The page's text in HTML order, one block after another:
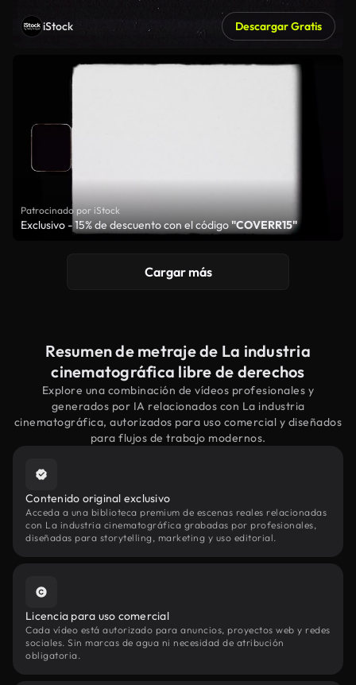
iStock Descargar Gratis
Patrocinado por iStock
Exclusivo - 15% de descuento con el código"COVERR15"
Cargar más
Resumen de metraje de La industria
cinematográfica libre de derechos
Explore una combinación de vídeos profesionales y
generados por IA relacionados con La industria
cinematográfica, autorizados para uso comercial y diseñados
para flujos de trabajo modernos.
Contenido original exclusivo
Acceda a una biblioteca premium de escenas reales relacionadas
con La industria cinematográfica grabadas por profesionales,
diseñadas para storytelling, marketing y uso editorial.
Licencia para uso comercial
Cada vídeo está autorizado para anuncios, proyectos web y redes
sociales. Sin marcas de agua ni necesidad de atribución
obligatoria.